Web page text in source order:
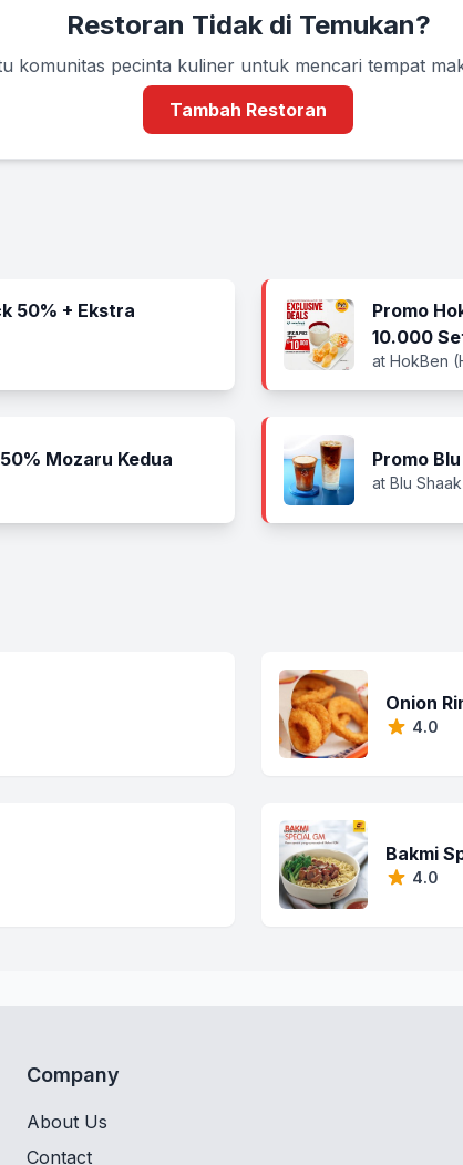
Restoran Tidak di Temukan?
komunitas pecinta kuliner untuk mencari tempat
Tambah Restoran
50% + Ekstra
Promo
10.000
at HokBen
Mozaru Kedua Promo
at Blu
Onion
4.0
Bakmi
4.0
Company
About Us
Contact